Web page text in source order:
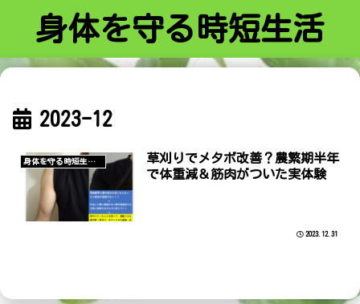
身体を守る時短生活
2023-12
身体を守る時短生活/農
草刈りでメタボ改善？農繁期半年
で体重減＆筋肉がついた実体験
2023.12.31